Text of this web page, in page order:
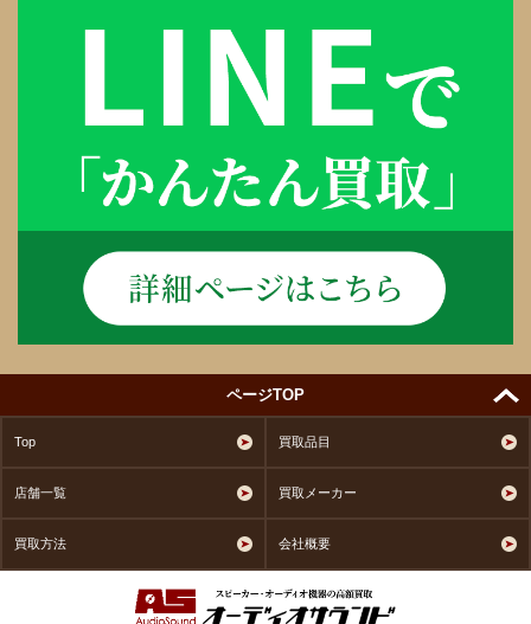
ページTOP
Top 買取品目
店舗一覧 買取メーカー
買取方法 会社概要